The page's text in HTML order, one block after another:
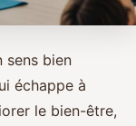
sens bien
échappe à
le bien-être,